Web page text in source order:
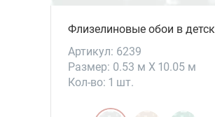
Артикул: 6239
Размер: 0.53 м X 10.05 м
Кол-во: 1 шт.